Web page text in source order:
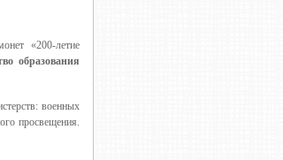
«200-летие
образования
военных
просвещения.